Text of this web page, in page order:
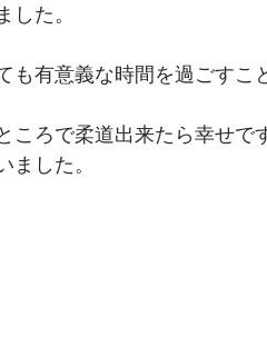
した。
有意義な時間を過ごすこ
ころで柔道出来たら幸せで
ました。